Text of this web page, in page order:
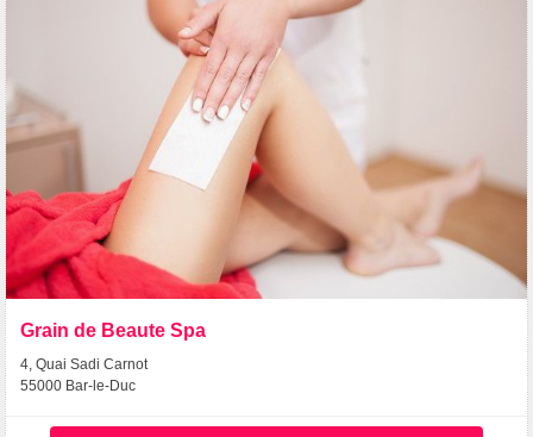
Grain de Beaute Spa
4, Quai Sadi Carnot
55000 Bar-le-Duc